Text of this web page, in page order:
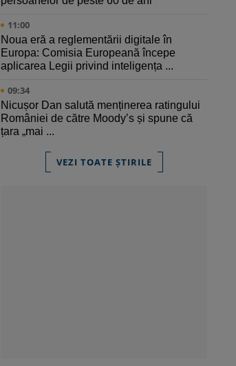
11:00
Noua eră a reglementării digitale în
Europa: Comisia Europeană începe
aplicarea Legii privind inteligența ...
09:34
Nicușor Dan salută menținerea ratingului
României de către Moody’s și spune că
țara „mai ...
VEZI TOATE ȘTIRILE